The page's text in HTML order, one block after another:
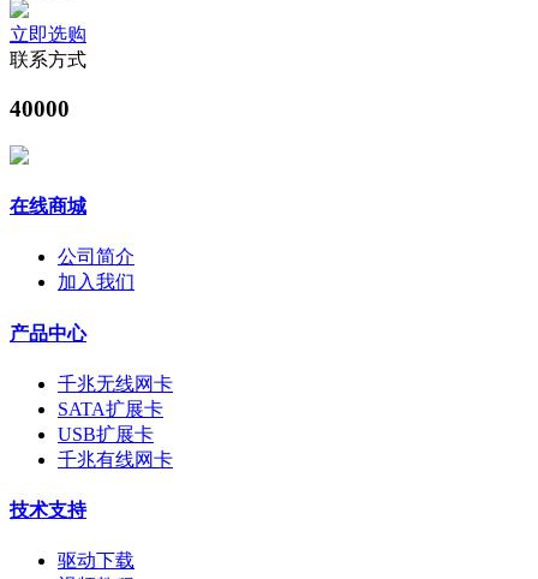
立即选购
联系方式
40000
在线商城
公司简介
加入我们
产品中心
千兆无线网卡
SATA扩展卡
USB扩展卡
千兆有线网卡
技术支持
驱动下载